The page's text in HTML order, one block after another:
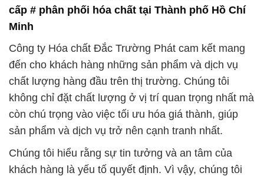
cấp # phân phối hóa chất tại Thành phố Hồ Chí
Minh
Công ty Hóa chất Đắc Trường Phát cam kết mang
đến cho khách hàng những sản phẩm và dịch vụ
chất lượng hàng đầu trên thị trường. Chúng tôi
không chỉ đặt chất lượng ở vị trí quan trọng nhất mà
còn chú trọng vào việc tối ưu hóa giá thành, giúp
sản phẩm và dịch vụ trở nên cạnh tranh nhất.
Chúng tôi hiểu rằng sự tin tưởng và an tâm của
khách hàng là yếu tố quyết định. Vì vậy, chúng tôi